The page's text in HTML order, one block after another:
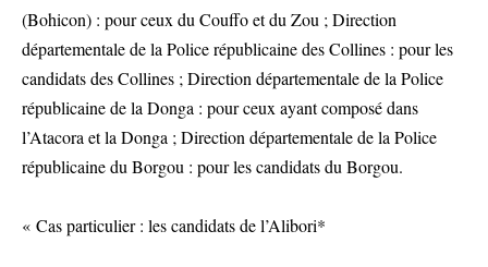
(Bohicon) : pour ceux du Couffo et du Zou ; Direction
départementale de la Police républicaine des Collines : pour les
candidats des Collines ; Direction départementale de la Police
républicaine de la Donga : pour ceux ayant composé dans
l’Atacora et la Donga ; Direction départementale de la Police
républicaine du Borgou : pour les candidats du Borgou.
« Cas particulier : les candidats de l’Alibori*